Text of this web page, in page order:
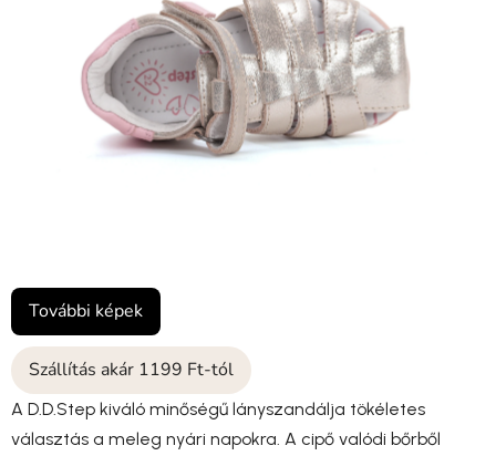
Szállítás akár 1199 Ft-tól
A D.D.Step kiváló minőségű lányszandálja tökéletes
választás a meleg nyári napokra. A cipő valódi bőrből
További képek